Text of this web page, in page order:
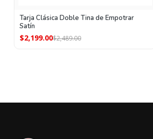
Tarja Clásica Doble Tina de Empotrar
Satín
$2,199.00$2,489.00